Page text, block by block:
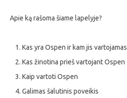
Apie ką rašoma šiame lapelyje?
Kas yra Ospen ir kam jis vartojamas
Kas žinotina prieš vartojant Ospen
Kaip vartoti Ospen
Galimas šalutinis poveikis